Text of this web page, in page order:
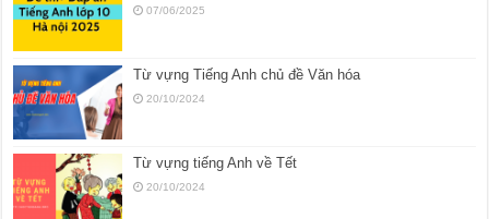
07/06/2025
Từ vựng Tiếng Anh chủ đề Văn hóa
20/10/2024
Từ vựng tiếng Anh về Tết
20/10/2024